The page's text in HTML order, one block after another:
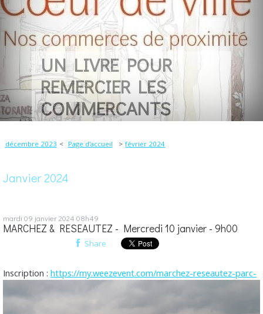
UN LIVRE POUR
REMERCIER LES
COMMERCANTS
décembre 2023 Page d'accueil février 2024
Janvier 2024
mardi 09 janvier 2024 08h49
MARCHEZ & RESEAUTEZ - Mercredi 10 janvier - 9h00
Share
Inscription : https://my.weezevent.com/marchez-reseautez-parc-